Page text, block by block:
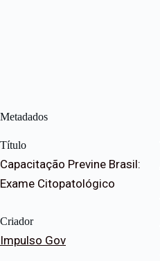
Metadados
Título
Capacitação Previne Brasil:
Exame Citopatológico
Criador
Impulso Gov